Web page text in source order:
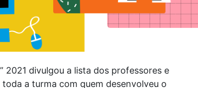
2021 divulgou a lista dos professores e
a turma com quem desenvolveu o